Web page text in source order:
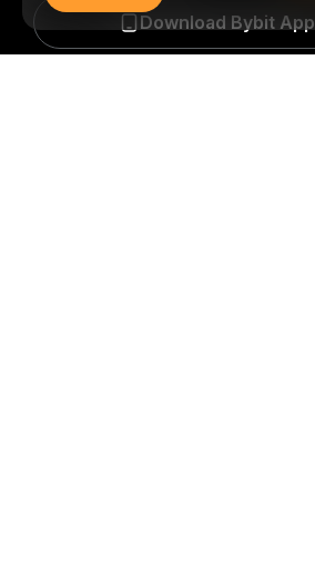
Download Bybit App